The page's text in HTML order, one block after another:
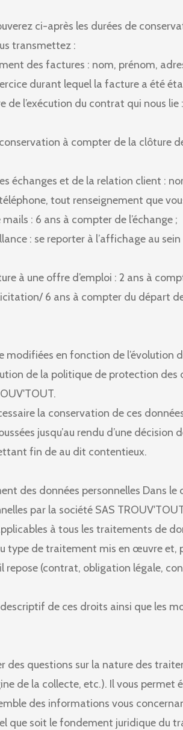
ci-après les durées de
transmettez :
des factures : nom, prénom,
durant lequel la facture a été
de l’exécution du contrat qui nous lie
à compter de la clôture
échanges et de la relation client :
tout renseignement que
: 6 ans à compter de l’échange ;
: se reporter à l’affichage au
à une offre d’emploi : 2 ans à
6 ans à compter du départ
modifiées en fonction de l’évolution
de la politique de protection des
la conservation de ces
jusqu’au rendu d’une décision
fin de au dit contentieux.
des données personnelles Dans le
par la société SAS
à tous les traitements de
type de traitement mis en œuvre et,
repose (contrat, obligation légale,
de ces droits ainsi que les
des questions sur la nature des
de la collecte, etc.). Il vous permet
des informations vous
que soit le fondement juridique du